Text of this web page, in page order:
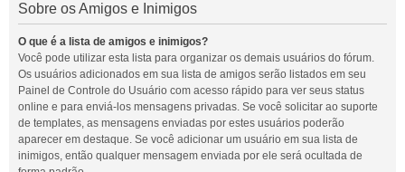
Sobre os Amigos e Inimigos
O que é a lista de amigos e inimigos?
Você pode utilizar esta lista para organizar os demais usuários do fórum.
Os usuários adicionados em sua lista de amigos serão listados em seu
Painel de Controle do Usuário com acesso rápido para ver seus status
online e para enviá-los mensagens privadas. Se você solicitar ao suporte
de templates, as mensagens enviadas por estes usuários poderão
aparecer em destaque. Se você adicionar um usuário em sua lista de
inimigos, então qualquer mensagem enviada por ele será ocultada de